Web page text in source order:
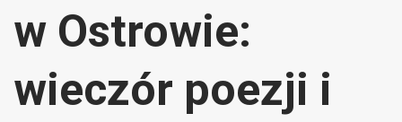
w Ostrowie:
wieczór poezji i